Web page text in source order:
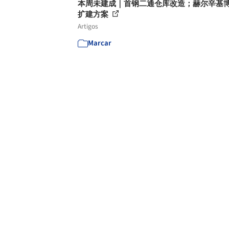
本周未建成｜首钢二通仓库改造；赫尔辛基
扩建方案
Artigos
Marcar